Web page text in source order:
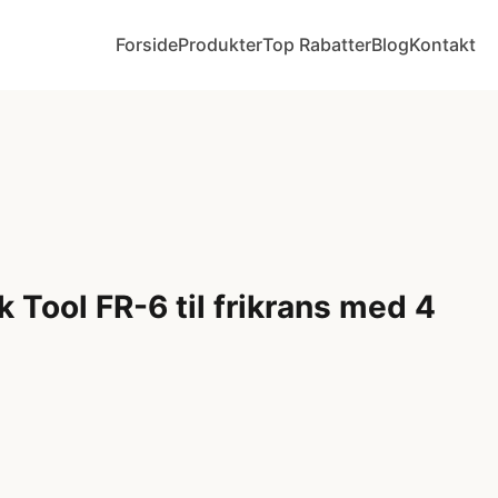
ForsideProdukterTop RabatterBlogKontakt
Tool FR-6 til frikrans med 4